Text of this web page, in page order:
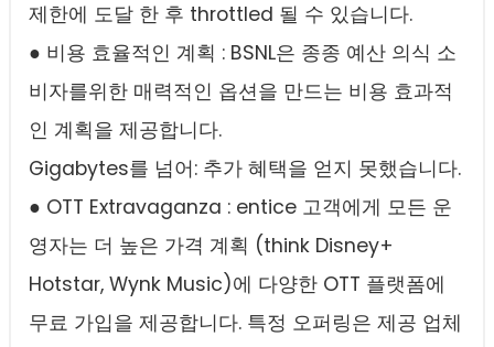
제한에 도달 한 후 throttled 될 수 있습니다.
● 비용 효율적인 계획 : BSNL은 종종 예산 의식 소
비자를위한 매력적인 옵션을 만드는 비용 효과적
인 계획을 제공합니다.
Gigabytes를 넘어: 추가 혜택을 얻지 못했습니다.
● OTT Extravaganza : entice 고객에게 모든 운
영자는 더 높은 가격 계획 (think Disney+
Hotstar, Wynk Music)에 다양한 OTT 플랫폼에
무료 가입을 제공합니다. 특정 오퍼링은 제공 업체